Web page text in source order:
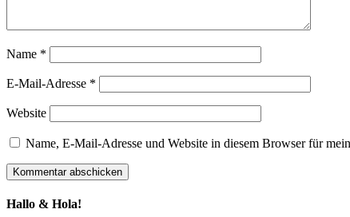
Name *
E-Mail-Adresse *
Website
Name, E-Mail-Adresse und Website in diesem Browser für
Hallo & Hola!